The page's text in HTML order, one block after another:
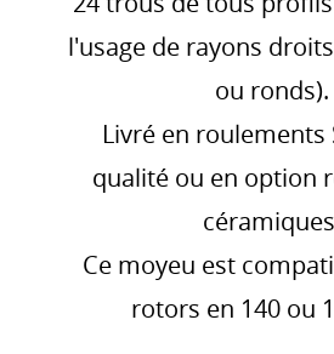
l'usage de rayons
ou ronds).
Livré en roulements
qualité ou en option
Ce moyeu est
rotors en 140 ou